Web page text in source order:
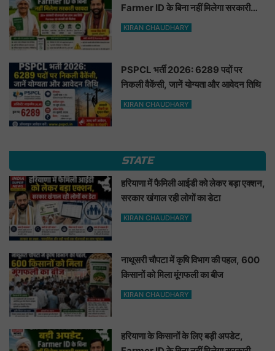
Farmer ID के बिना नहीं मिलेगा सरकारी
फायदा
KIRAN CHAUDHARY
PSPCL भर्ती 2026: 6289 पदों पर
निकली वैकेंसी, जानें योग्यता और आवेदन तिथि
KIRAN CHAUDHARY
STATE
हरियाणा में फैमिली आईडी को लेकर बड़ा एक्शन,
सरकार खंगाल रही लोगों का डेटा
KIRAN CHAUDHARY
नाथूसरी चौपटा में कृषि विभाग की पहल, 600
किसानों को मिला मूंगफली का बीज
KIRAN CHAUDHARY
हरियाणा के किसानों के लिए बड़ी अपडेट,